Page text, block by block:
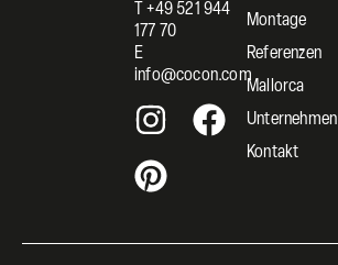
T +49 521 944
177 70
E
info@cocon.com
Montage
Referenzen
Mallorca
Unternehmen
Kontakt